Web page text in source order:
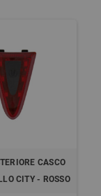
CASCO
CITY - ROSSO